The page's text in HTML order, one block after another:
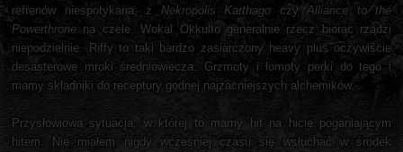
refrenów niespotykana, z Nekropolis Karthago czy Alliance to the
Powerthrone na czele. Wokal Okkulto generalnie rzecz biorąc rządzi
niepodzielnie. Riffy to taki bardzo zasiarczony heavy plus oczywiście
desasterowe mroki średniowiecza. Grzmoty i łomoty perki do tego i
mamy składniki do receptury godnej najzacniejszych alchemików.
Przysłowiowa sytuacja, w której to mamy hit na hicie poganiającym
hitem. Nie miałem nigdy wcześniej czasu się wsłuchać w środek